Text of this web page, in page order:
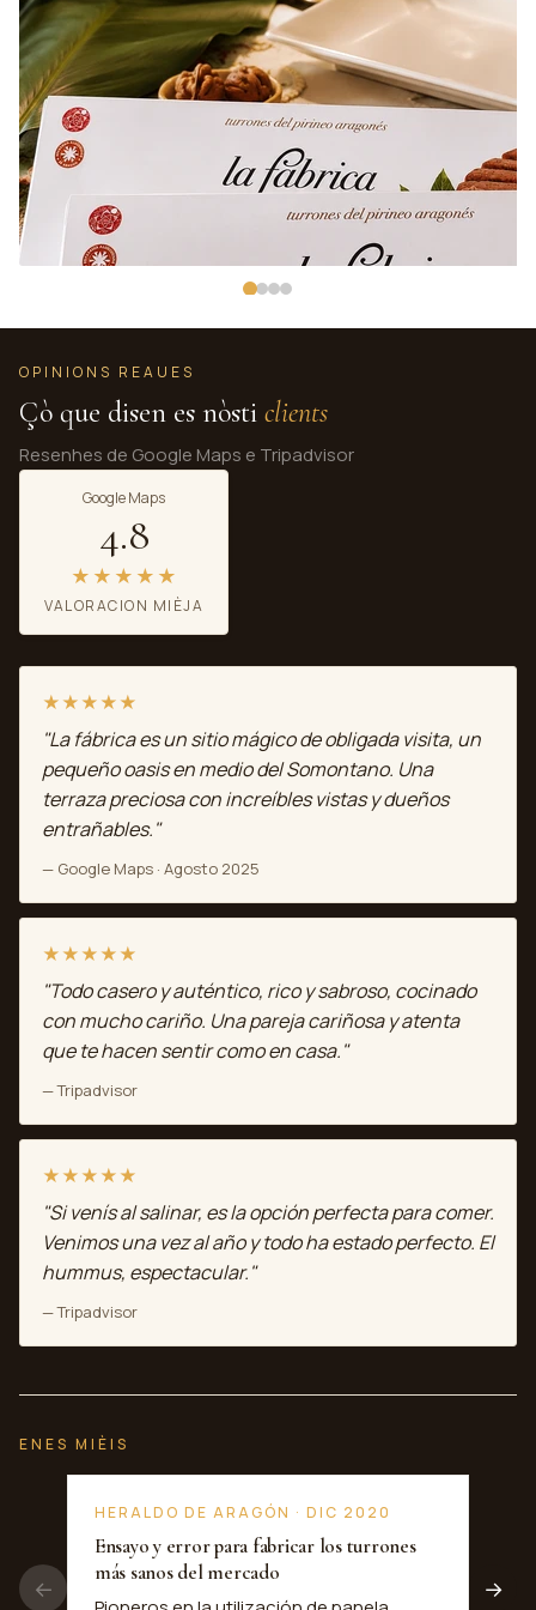
OPINIONS REAUES
Çò que disen es nòsti clients
Resenhes de Google Maps e Tripadvisor
Google Maps
4.8
★★★★★
VALORACION MIÈJA
★★★★★
"La fábrica es un sitio mágico de obligada visita, un
pequeño oasis en medio del Somontano. Una
terraza preciosa con increíbles vistas y dueños
entrañables."
— Google Maps · Agosto 2025
★★★★★
"Todo casero y auténtico, rico y sabroso, cocinado
con mucho cariño. Una pareja cariñosa y atenta
que te hacen sentir como en casa."
— Tripadvisor
★★★★★
"Si venís al salinar, es la opción perfecta para comer.
Venimos una vez al año y todo ha estado perfecto. El
hummus, espectacular."
— Tripadvisor
ENES MIÈIS
←
HERALDO DE ARAGÓN · DIC 2020
Ensayo y error para fabricar los turrones
más sanos del mercado
→